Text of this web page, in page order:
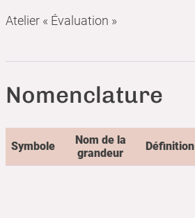
Atelier « Évaluation »
Nomenclature
Symbole
Nom de la
grandeur
Définition